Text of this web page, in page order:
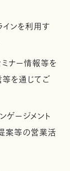
インを利用す
ミナー情報等を
等を通じてご
ゲージメント
案等の営業活